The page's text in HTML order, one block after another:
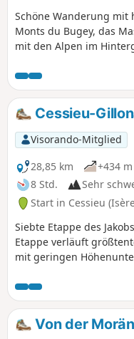
Schöne Wanderung
Monts du Bugey, das
mit den Alpen im
Cessieu-
Visorando-Mitglied
28,85 km
+434 m
8 Std.
Sehr
Start in Cessieu
Siebte Etappe des
Etappe verläuft
mit geringen
Wäldchen im östlichen
Ebene. Hier und da
Ausblicke auf die
und Gipfel.
Von der